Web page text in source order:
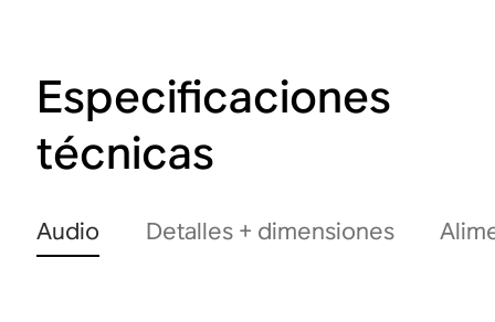
Especificaciones
técnicas
Audio Detalles + dimensiones